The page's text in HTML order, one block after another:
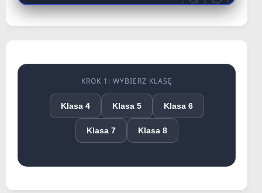
KROK 1: WYBIERZ KLASĘ
Klasa 4 Klasa 5 Klasa 6
Klasa 7 Klasa 8